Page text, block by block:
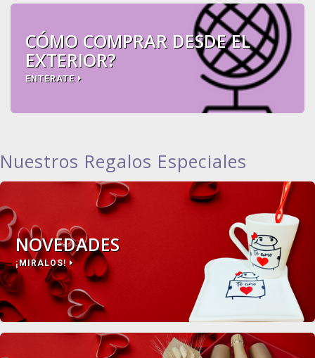
CÓMO COMPRAR DESDE EL
EXTERIOR?
ENTERATE
Nuestros Regalos Especiales
NOVEDADES
¡MIRALOS!